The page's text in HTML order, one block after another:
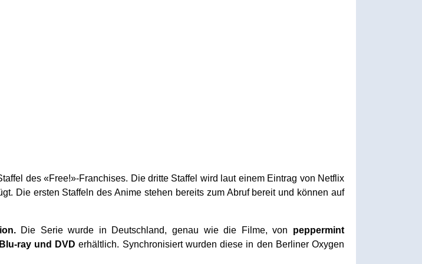
des «Free!»-Franchises. Die dritte Staffel wird laut einem Eintrag von Netflix
Die ersten Staffeln des Anime stehen bereits zum Abruf bereit und können auf
Die Serie wurde in Deutschland, genau wie die Filme, von peppermint
Blu-ray und DVD erhältlich. Synchronisiert wurden diese in den Berliner Oxygen